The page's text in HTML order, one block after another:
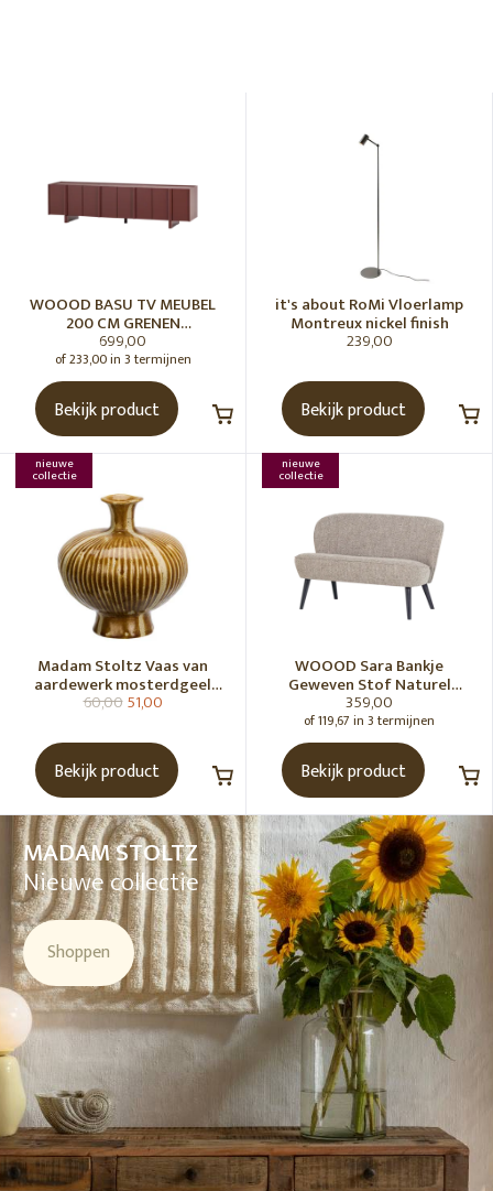
WOOOD BASU TV MEUBEL
200 CM GRENEN
BORDEAUXROOD [fsc]
699,00
of 233,00 in 3 termijnen
Bekijk product
it's about RoMi Vloerlamp
Montreux nickel finish
239,00
Bekijk product
nieuwe
collectie
Madam Stoltz Vaas van
aardewerk mosterdgeel
naturel
60,0051,00
Bekijk product
nieuwe
collectie
WOOOD Sara Bankje
Geweven Stof Naturel
Melange [Fsc]
359,00
of 119,67 in 3 termijnen
Bekijk product
MADAM STOLTZ
Nieuwe collectie
Shoppen